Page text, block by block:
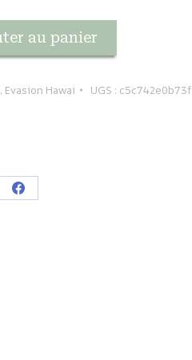
au panier
, Evasion Hawai UGS : c5c742e0b73f
Partager